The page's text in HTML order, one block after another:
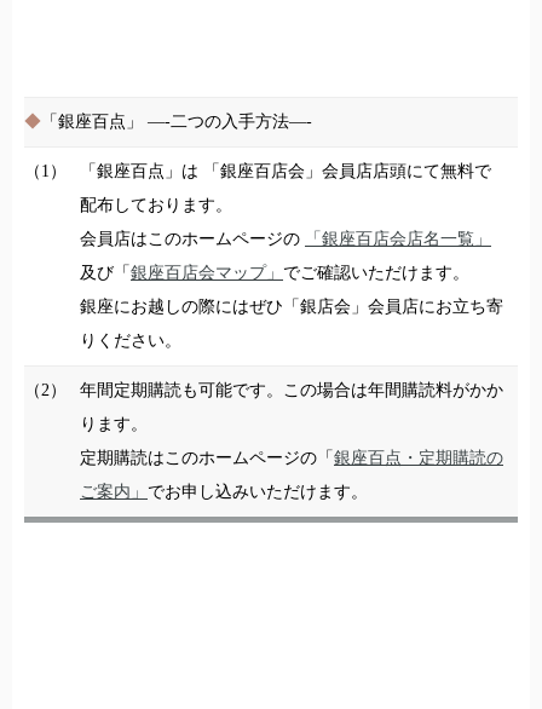
◆ 「銀座百点」 —-二つの入手方法—-
（1）
「銀座百点」は 「銀座百店会」会員店店頭にて無料で
配布しております。
会員店はこのホームページの
「銀座百店会店名一覧」
及び「 銀座百店会マップ」 でご確認いただけます。
銀座にお越しの際にはぜひ「銀店会」会員店にお立ち寄
りください。
（2）
年間定期購読も可能です。この場合は年間購読料がかか
ります。
定期購読はこのホームページの「 銀座百点・定期購読の
ご案内」 でお申し込みいただけます。